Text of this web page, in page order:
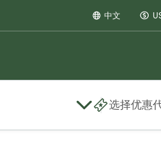
中文
选择优惠